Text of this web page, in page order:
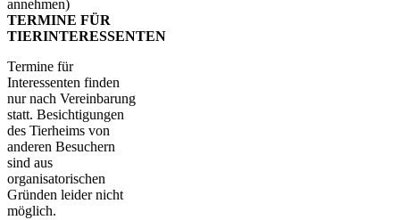
annehmen)
TERMINE FÜR
TIERINTERESSENTEN
Termine für
Interessenten finden
nur nach Vereinbarung
statt. Besichtigungen
des Tierheims von
anderen Besuchern
sind aus
organisatorischen
Gründen leider nicht
möglich.